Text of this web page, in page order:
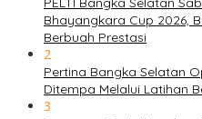
Bhayangkara Cup 2026,
Berbuah Prestasi
2
Pertina Bangka Selatan
Ditempa Melalui Latihan
3